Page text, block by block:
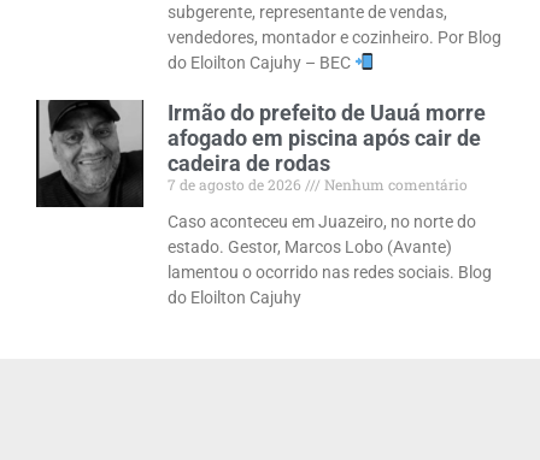
subgerente, representante de vendas,
vendedores, montador e cozinheiro. Por Blog
do Eloilton Cajuhy – BEC
Irmão do prefeito de Uauá morre
afogado em piscina após cair de
cadeira de rodas
7 de agosto de 2026
Nenhum comentário
Caso aconteceu em Juazeiro, no norte do
estado. Gestor, Marcos Lobo (Avante)
lamentou o ocorrido nas redes sociais. Blog
do Eloilton Cajuhy